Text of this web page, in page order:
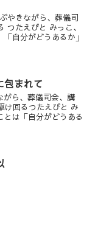
やきながら、葬儀司
つたえびと みっこ、
自分がどうあるか」
包まれて
ら、葬儀司会、講
け回るつたえびと み
は「自分がどうある